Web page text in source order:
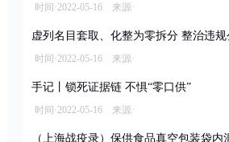
时间·2022-05-16 来源·
时间·2022-05-16 来源·
手记丨锁死证据链 不惧“零口供”
时间·2022-05-16 来源·